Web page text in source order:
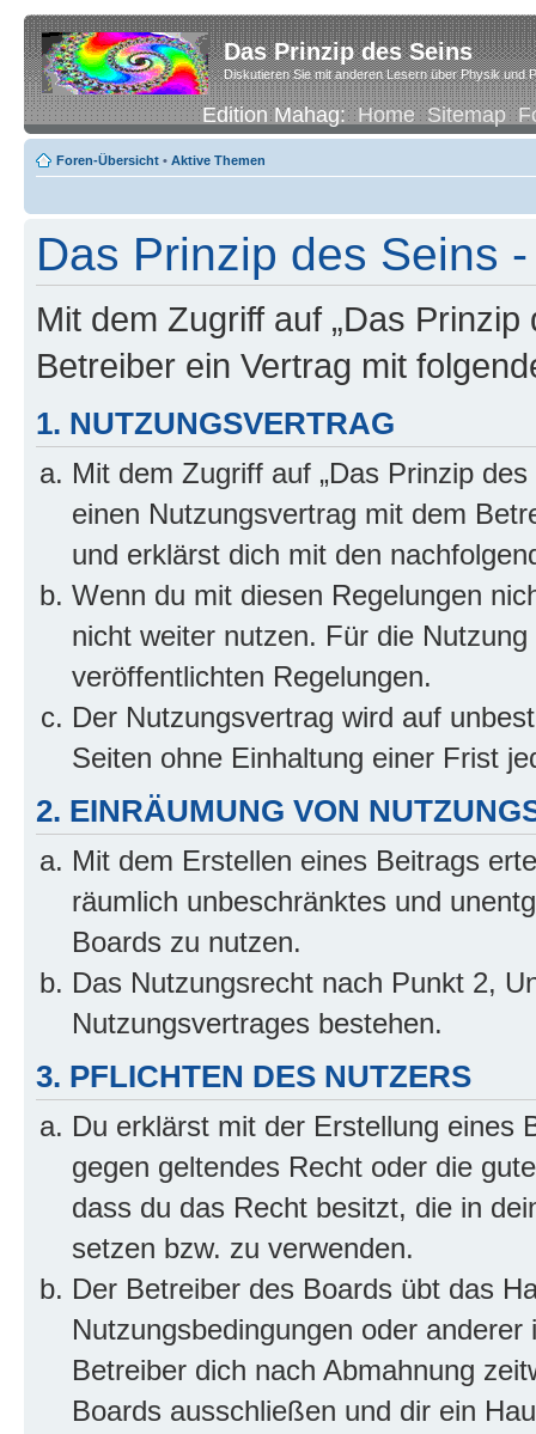
Das Prinzip des Seins
Diskutieren Sie mit anderen Lesern über Physik und
Edition Mahag:Home Sitemap
Foren-Übersicht • Aktive Themen
Das Prinzip des Seins
Mit dem Zugriff auf „Das
Betreiber ein Vertrag mit
1. NUTZUNGSVERTRAG
Mit dem Zugriff auf „Das Prinzip
einen Nutzungsvertrag mit dem
und erklärst dich mit den
Wenn du mit diesen Regelungen
nicht weiter nutzen. Für die
veröffentlichten Regelungen.
Der Nutzungsvertrag wird auf
Seiten ohne Einhaltung einer Frist
2. EINRÄUMUNG VON
Mit dem Erstellen eines Beitrags
räumlich unbeschränktes und
Boards zu nutzen.
Das Nutzungsrecht nach Punkt 2,
Nutzungsvertrages bestehen.
3. PFLICHTEN DES NUTZERS
Du erklärst mit der Erstellung eines
gegen geltendes Recht oder die
dass du das Recht besitzt, die in
setzen bzw. zu verwenden.
Der Betreiber des Boards übt das
Nutzungsbedingungen oder
Betreiber dich nach Abmahnung
Boards ausschließen und dir ein